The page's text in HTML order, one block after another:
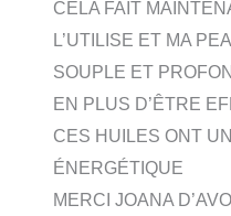
CELA FAIT
L’UTILISE ET MA
SOUPLE ET
EN PLUS D’ÊTRE
CES HUILES ONT
ÉNERGÉTIQUE
MERCI JOANA